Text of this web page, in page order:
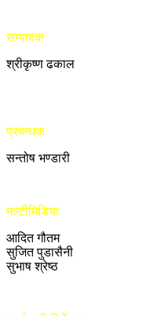
सम्पादक
श्रीकृष्ण ढकाल
प्रबन्धक
सन्तोष भण्डारी
मल्टीमिडिया
आदित गौतम
सुजित पुडासैनी
सुभाष श्रेष्ठ